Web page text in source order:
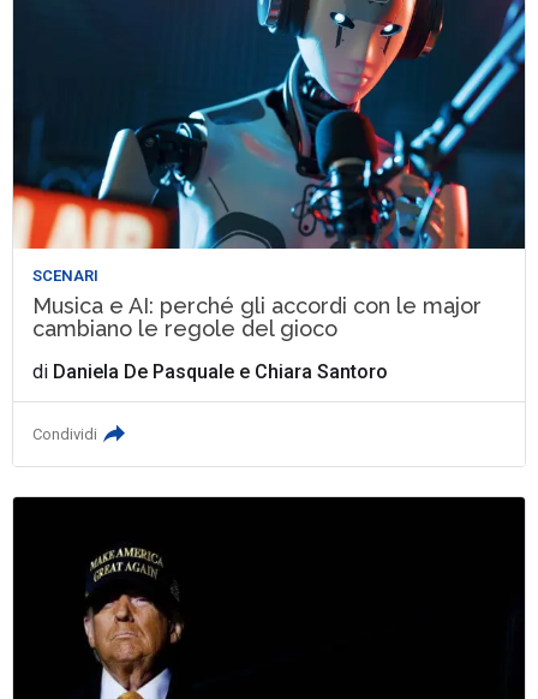
SCENARI
Musica e AI: perché gli accordi con le major
cambiano le regole del gioco
di Daniela De Pasquale e Chiara Santoro
Condividi